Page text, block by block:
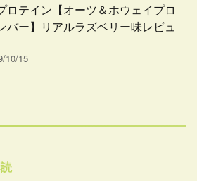
ロテイン【オーツ＆ホウェイプロ
バー】リアルラズベリー味レビュ
10/15